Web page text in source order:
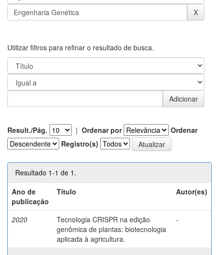
Utilizar filtros para refinar o resultado de busca.
Result./Pág. | Ordenar por
Ordenar
Registro(s)
Resultado 1-1 de 1.
Ano de
publicação
Título Autor(es)
2020
Tecnologia CRISPR na edição
genômica de plantas: biotecnologia
aplicada à agricultura.
-